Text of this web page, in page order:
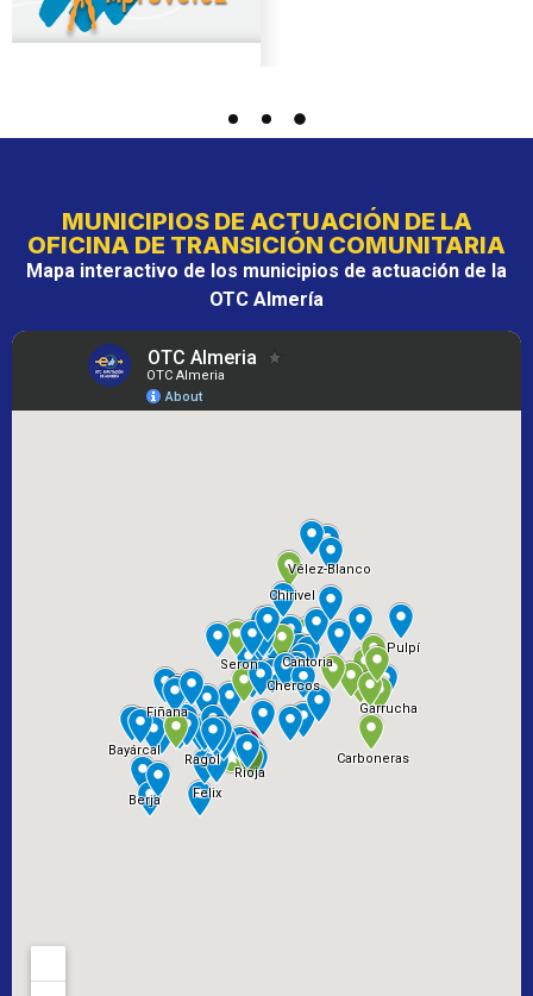
MUNICIPIOS DE ACTUACIÓN DE LA
OFICINA DE TRANSICIÓN COMUNITARIA
Mapa interactivo de los municipios de actuación de la
OTC Almería